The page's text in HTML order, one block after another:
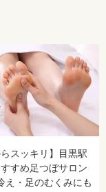
らスッキリ】目黒駅
すめ足つぼサロン
え・足のむくみにも